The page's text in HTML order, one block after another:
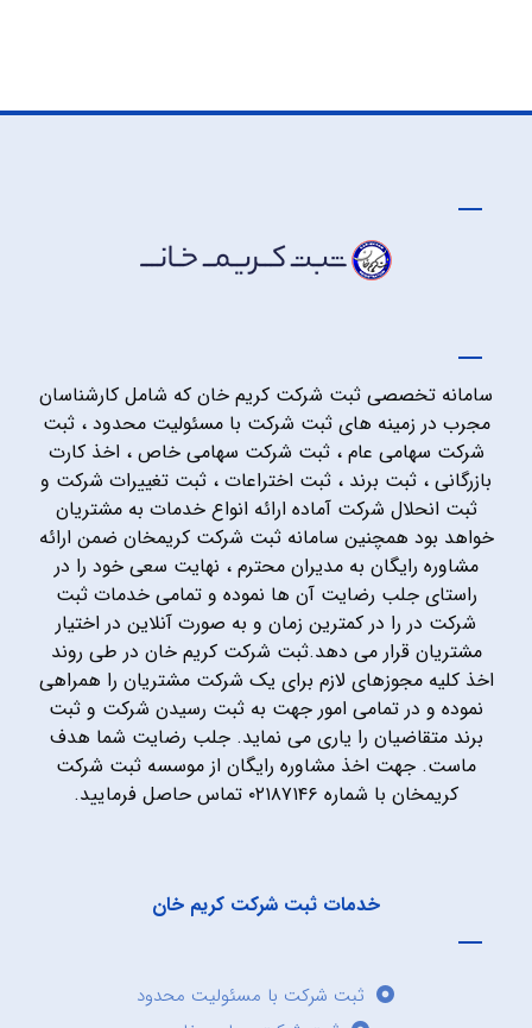
سامانه تخصصی ثبت شرکت کریم خان که شامل کارشناسان
مجرب در زمینه های ثبت شرکت با مسئولیت محدود ، ثبت
شرکت سهامی عام ، ثبت شرکت سهامی خاص ، اخذ کارت
بازرگانی ، ثبت برند ، ثبت اختراعات ، ثبت تغییرات شرکت و
ثبت انحلال شرکت آماده ارائه انواع خدمات به مشتریان
خواهد بود همچنین سامانه ثبت شرکت کریمخان ضمن ارائه
مشاوره رایگان به مدیران محترم ، نهایت سعی خود را در
راستای جلب رضایت آن ها نموده و تمامی خدمات ثبت
شرکت در را در کمترین زمان و به صورت آنلاین در اختیار
مشتریان قرار می دهد.ثبت شرکت کریم خان در طی روند
اخذ کلیه مجوزهای لازم برای یک شرکت مشتریان را همراهی
نموده و در تمامی امور جهت به ثبت رسیدن شرکت و ثبت
برند متقاضیان را یاری می نماید. جلب رضایت شما هدف
ماست. جهت اخذ مشاوره رایگان از موسسه ثبت شرکت
کریمخان با شماره ۰۲۱۸۷۱۴۶ تماس حاصل فرمایید.
خدمات ثبت شرکت کریم خان
ثبت شرکت با مسئولیت محدود